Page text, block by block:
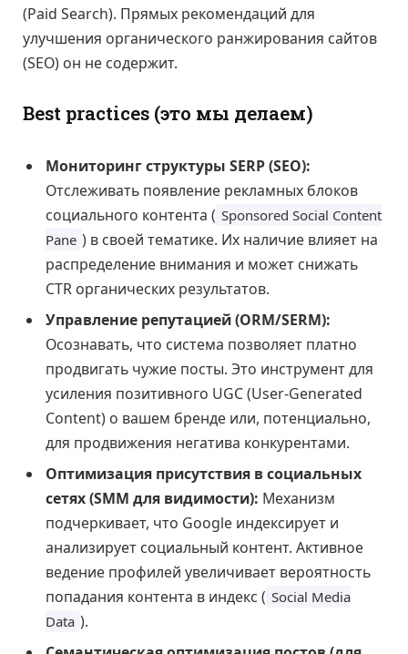
(Paid Search). Прямых рекомендаций для
улучшения органического ранжирования сайтов
(SEO) он не содержит.
Best practices (это мы делаем)
Мониторинг структуры SERP (SEO):
Отслеживать появление рекламных блоков
социального контента ( Sponsored Social Content
Pane ) в своей тематике. Их наличие влияет на
распределение внимания и может снижать
CTR органических результатов.
Управление репутацией (ORM/SERM):
Осознавать, что система позволяет платно
продвигать чужие посты. Это инструмент для
усиления позитивного UGC (User-Generated
Content) о вашем бренде или, потенциально,
для продвижения негатива конкурентами.
Оптимизация присутствия в социальных
сетях (SMM для видимости): Механизм
подчеркивает, что Google индексирует и
анализирует социальный контент. Активное
ведение профилей увеличивает вероятность
попадания контента в индекс ( Social Media
Data ).